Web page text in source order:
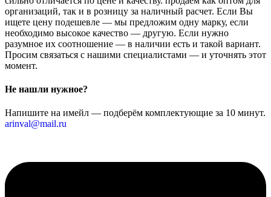
организаций, так и в розницу за наличный расчет. Если Вы
ищете цену подешевле — мы предложим одну марку, если
необходимо высокое качество — другую. Если нужно
разумное их соотношение — в наличии есть и такой вариант.
Просим связаться с нашими специалистами — и уточнять этот
момент.
Не нашли нужное?
Напишите на имейл — подберём комплектующие за 10 минут.
arinval@mail.ru